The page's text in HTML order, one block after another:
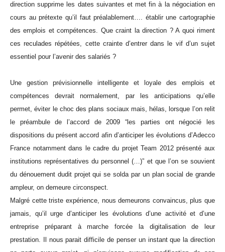
direction supprime les dates suivantes et met fin à la négociation en
cours au prétexte qu’il faut préalablement…. établir une cartographie
des emplois et compétences. Que craint la direction ? A quoi riment
ces reculades répétées, cette crainte d’entrer dans le vif d’un sujet
essentiel pour l’avenir des salariés ?
Une gestion prévisionnelle intelligente et loyale des emplois et
compétences devrait normalement, par les anticipations qu’elle
permet, éviter le choc des plans sociaux mais, hélas, lorsque l’on relit
le préambule de l’accord de 2009 “les parties ont négocié les
dispositions du présent accord afin d’anticiper les évolutions d’Adecco
France notamment dans le cadre du projet Team 2012 présenté aux
institutions représentatives du personnel (…)” et que l’on se souvient
du dénouement dudit projet qui se solda par un plan social de grande
ampleur, on demeure circonspect.
Malgré cette triste expérience, nous demeurons convaincus, plus que
jamais, qu’il urge d’anticiper les évolutions d’une activité et d’une
entreprise préparant à marche forcée la digitalisation de leur
prestation. Il nous parait difficile de penser un instant que la direction